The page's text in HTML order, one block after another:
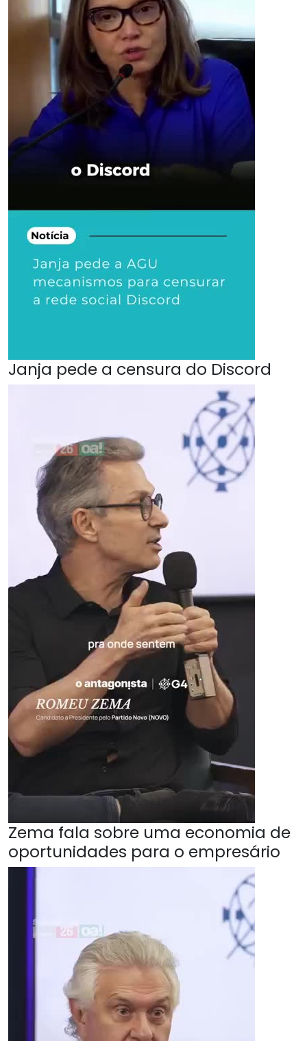
Janja pede a censura do Discord
Zema fala sobre uma economia de
oportunidades para o empresário